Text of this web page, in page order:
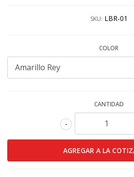
SKU: LBR-01
COLOR
CANTIDAD
-